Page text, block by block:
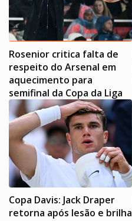
Rosenior critica falta de
respeito do Arsenal em
aquecimento para
semifinal da Copa da Liga
Copa Davis: Jack Draper
retorna após lesão e brilha